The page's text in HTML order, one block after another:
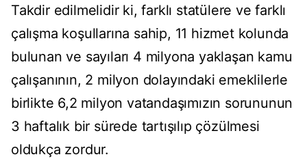
Takdir edilmelidir ki, farklı statülere ve farklı
çalışma koşullarına sahip, 11 hizmet kolunda
bulunan ve sayıları 4 milyona yaklaşan kamu
çalışanının, 2 milyon dolayındaki emeklilerle
birlikte 6,2 milyon vatandaşımızın sorununun
3 haftalık bir sürede tartışılıp çözülmesi
oldukça zordur.